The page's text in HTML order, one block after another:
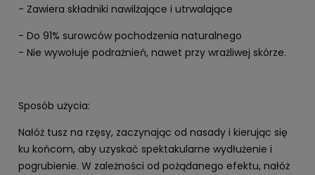
- Zawiera składniki nawilżające i utrwalające
- Do 91% surowców pochodzenia naturalnego
- Nie wywołuje podrażnień, nawet przy wrażliwej skórze.
Sposób użycia:
Nałóż tusz na rzęsy, zaczynając od nasady i kierując się
ku końcom, aby uzyskać spektakularne wydłużenie i
pogrubienie. W zależności od pożądanego efektu, nałóż